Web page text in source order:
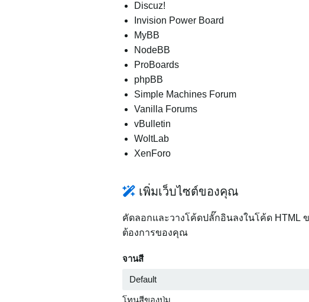
Discuz!
Invision Power Board
MyBB
NodeBB
ProBoards
phpBB
Simple Machines Forum
Vanilla Forums
vBulletin
WoltLab
XenForo
เพิ่มเว็บไซต์ของคุณ
คัดลอกและวางโค้ดปลั๊กอินลงในโค้ด HTML
ต้องการของคุณ
จานสี